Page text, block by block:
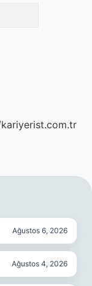
Ağustos 6, 2026
Ağustos 4, 2026